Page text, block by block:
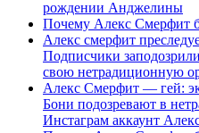
рождении Анджелины
Почему Алекс Смерфит
Алекс смерфит
Подписчики
свою нетрадиционную
Алекс Смерфит — гей:
Бони подозревают в
Инстаграм аккаунт